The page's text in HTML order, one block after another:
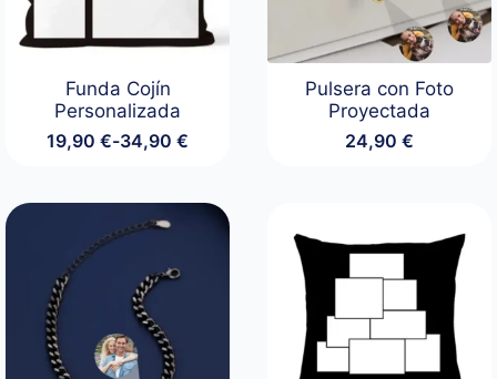
Funda Cojín
Personalizada
19,90€-34,90€
Rango
19,90 €
34,90 €
Pulsera con Foto
Proyectada
24,90 €